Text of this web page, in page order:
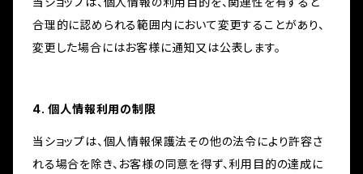
合理的に認められる範囲内において変更することがあり、
変更した場合にはお客様に通知又は公表します。
4. 個人情報利用の制限
当ショップは、個人情報保護法その他の法令により許容さ
れる場合を除き、お客様の同意を得ず、利用目的の達成に